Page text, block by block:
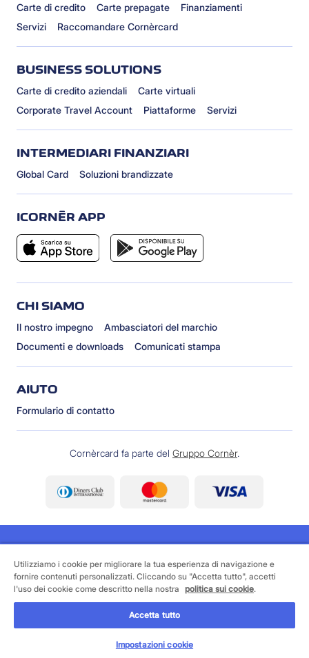
Carte di credito Carte prepagate
Finanziamenti
Servizi
Raccomandare Cornèrcard
BUSINESS SOLUTIONS
Carte di credito aziendali
Carte virtuali
Corporate Travel Account
Piattaforme Servizi
INTERMEDIARI FINANZIARI
Global Card Soluzioni brandizzate
ICORNÈR APP
CHI SIAMO
Il nostro impegno
Ambasciatori del marchio
Documenti e downloads
Comunicati stampa
AIUTO
Formulario di contatto
Cornèrcard fa parte del Gruppo Cornèr.
©2026 Cornèrcard - Cornèr Banca SA, Cornèrcard,
Via Canova 16, 6901 Lugano
Area legale
Cookie policy
Informativa sulla protezione dei dati
Utilizziamo i cookie per migliorare la tua esperienza di navigazione e
fornire contenuti personalizzati. Cliccando su "Accetta tutto", accetti
l'uso dei cookie come descritto nella nostra politica sui cookie.
Accetta tutto
Impostazioni cookie